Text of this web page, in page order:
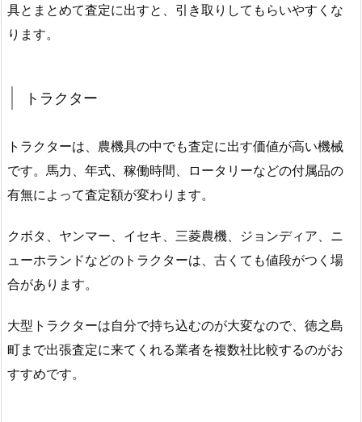
具とまとめて査定に出すと、引き取りしてもらいやすくな
ります。
トラクター
トラクターは、農機具の中でも査定に出す価値が高い機械
です。馬力、年式、稼働時間、ロータリーなどの付属品の
有無によって査定額が変わります。
クボタ、ヤンマー、イセキ、三菱農機、ジョンディア、ニ
ューホランドなどのトラクターは、古くても値段がつく場
合があります。
大型トラクターは自分で持ち込むのが大変なので、徳之島
町まで出張査定に来てくれる業者を複数社比較するのがお
すすめです。